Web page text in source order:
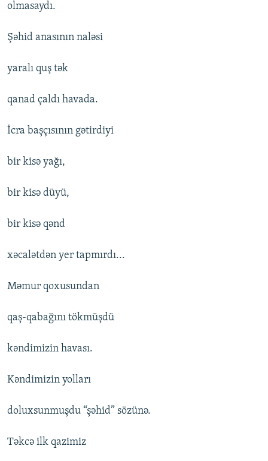
olmasaydı.
Şəhid anasının naləsi
yaralı quş tək
qanad çaldı havada.
İcra başçısının gətirdiyi
bir kisə yağı,
bir kisə düyü,
bir kisə qənd
xəcalətdən yer tapmırdı...
Məmur qoxusundan
qaş-qabağını tökmüşdü
kəndimizin havası.
Kəndimizin yolları
doluxsunmuşdu “şəhid” sözünə.
Təkcə ilk qazimiz